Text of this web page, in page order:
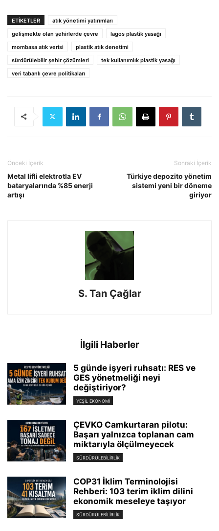
ETIKETLER
atık yönetimi yatırımları
gelişmekte olan şehirlerde çevre
lagos plastik yasağı
mombasa atık verisi
plastik atık denetimi
sürdürülebilir şehir çözümleri
tek kullanımlık plastik yasağı
veri tabanlı çevre politikaları
Önceki İçerik
Metal lifli elektrotla EV
bataryalarında %85 enerji
artışı
Sonraki İçerik
Türkiye depozito yönetim
sistemi yeni bir döneme
giriyor
S. Tan Çağlar
İlgili Haberler
5 günde işyeri ruhsatı: RES ve
GES yönetmeliği neyi
değiştiriyor?
YEŞIL EKONOMI
ÇEVKO Camkurtaran pilotu:
Başarı yalnızca toplanan cam
miktarıyla ölçülmeyecek
SÜRDÜRÜLEBILIRLIK
COP31 İklim Terminolojisi
Rehberi: 103 terim iklim dilini
ekonomik meseleye taşıyor
SÜRDÜRÜLEBILIRLIK